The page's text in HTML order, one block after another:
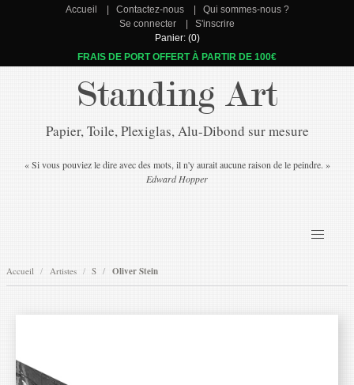
Accueil Contactez-nous
Qui sommes-nous ?
Se connecter
S'inscrire
Panier: (0)
FRAIS DE PORT OFFERT À PARTIR DE 100€
Standing Art
Papier, Toile, Plexiglas, Alu-Dibond sur mesure
« Si vous pouviez le dire avec des mots, il n'y aurait aucune raison de le peindre. »
Edward Hopper
Accueil Artistes S Oliver Stein